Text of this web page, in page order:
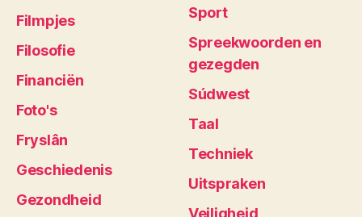
Filmpjes
Filosofie
Financiën
Foto's
Fryslân
Geschiedenis
Gezondheid
Sport
Spreekwoorden en
gezegden
Súdwest
Taal
Techniek
Uitspraken
Veiligheid